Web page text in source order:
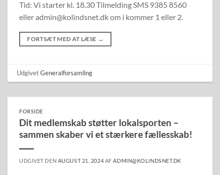
Tid: Vi starter kl. 18.30 Tilmelding SMS 9385 8560
eller admin@kolindsnet.dk om i kommer 1 eller 2.
FORTSÆT MED AT LÆSE →
UdgivetGeneralforsamling
FORSIDE
Dit medlemskab støtter lokalsporten –
sammen skaber vi et stærkere fællesskab!
UDGIVET DEN AUGUST 21, 2024 AFADMIN@KOLINDSNET.DK